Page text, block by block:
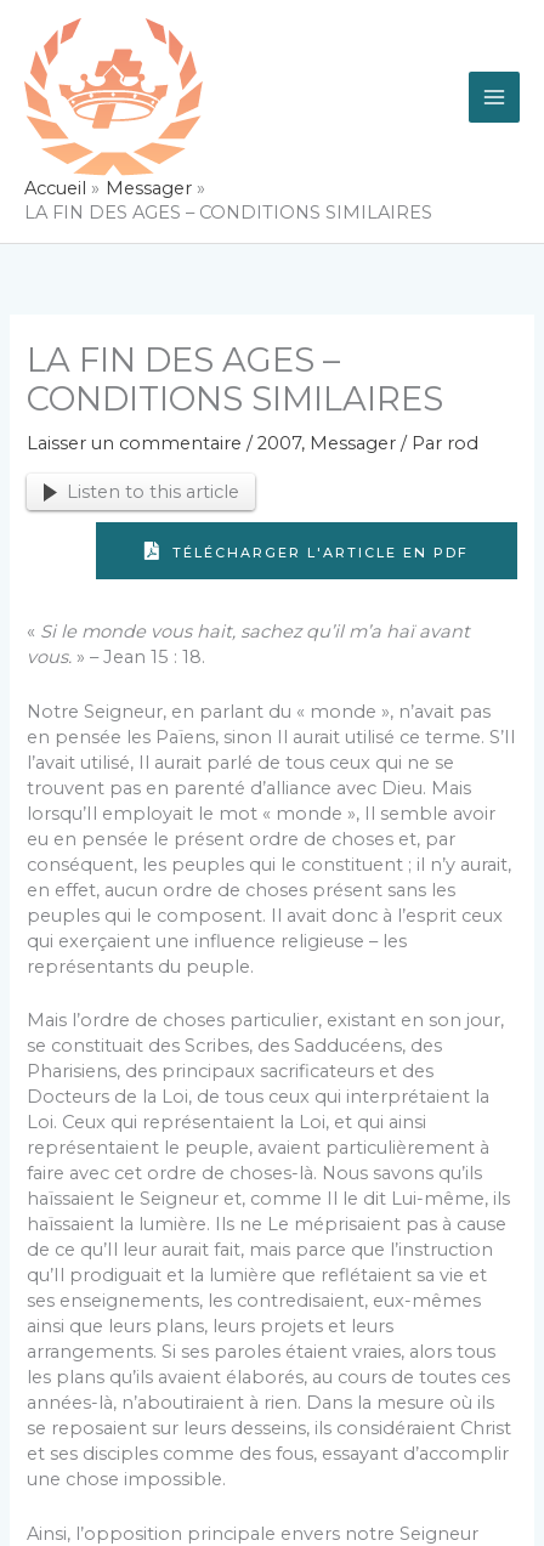
contenu
Accueil
Messager
LA FIN DES AGES – CONDITIONS SIMILAIRES
LA FIN DES AGES –
CONDITIONS SIMILAIRES
Laisser un commentaire /2007, Messager / Par rod
Listen to this article
TÉLÉCHARGER L'ARTICLE EN PDF
« Si le monde vous hait, sachez qu’il m’a haï avant
vous. » – Jean 15 : 18.
Notre Seigneur, en parlant du « monde », n’avait pas
en pensée les Païens, sinon Il aurait utilisé ce terme. S’Il
l’avait utilisé, Il aurait parlé de tous ceux qui ne se
trouvent pas en parenté d’alliance avec Dieu. Mais
lorsqu’Il employait le mot « monde », Il semble avoir
eu en pensée le présent ordre de choses et, par
conséquent, les peuples qui le constituent ; il n’y aurait,
en effet, aucun ordre de choses présent sans les
peuples qui le composent. Il avait donc à l’esprit ceux
qui exerçaient une influence religieuse – les
représentants du peuple.
Mais l’ordre de choses particulier, existant en son jour,
se constituait des Scribes, des Sadducéens, des
Pharisiens, des principaux sacrificateurs et des
Docteurs de la Loi, de tous ceux qui interprétaient la
Loi. Ceux qui représentaient la Loi, et qui ainsi
représentaient le peuple, avaient particulièrement à
faire avec cet ordre de choses-là. Nous savons qu’ils
haïssaient le Seigneur et, comme Il le dit Lui-même, ils
haïssaient la lumière. Ils ne Le méprisaient pas à cause
de ce qu’Il leur aurait fait, mais parce que l’instruction
qu’Il prodiguait et la lumière que reflétaient sa vie et
ses enseignements, les contredisaient, eux-mêmes
ainsi que leurs plans, leurs projets et leurs
arrangements. Si ses paroles étaient vraies, alors tous
les plans qu’ils avaient élaborés, au cours de toutes ces
années-là, n’aboutiraient à rien. Dans la mesure où ils
se reposaient sur leurs desseins, ils considéraient Christ
et ses disciples comme des fous, essayant d’accomplir
une chose impossible.
Ainsi, l’opposition principale envers notre Seigneur